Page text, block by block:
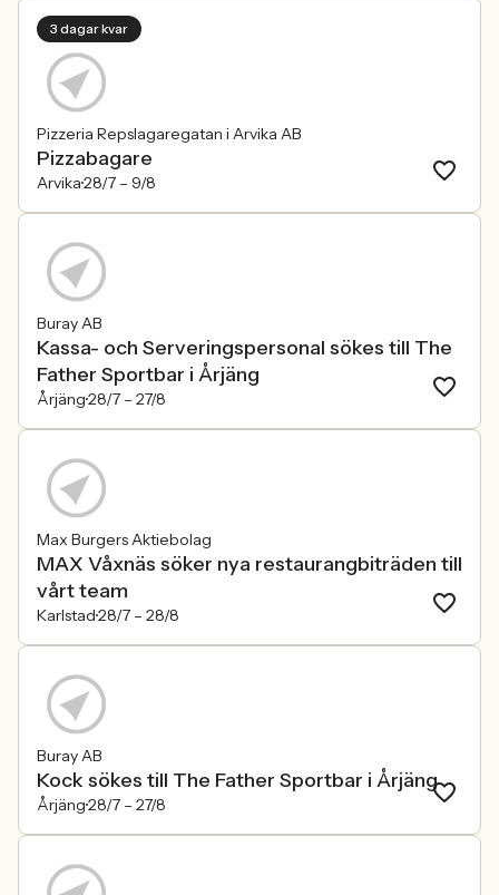
3 dagar kvar
Pizzeria Repslagaregatan i Arvika AB
Pizzabagare
Arvika28/7 – 9/8
Buray AB
Kassa- och Serveringspersonal sökes till The
Father Sportbar i Årjäng
Årjäng28/7 – 27/8
Max Burgers Aktiebolag
MAX Våxnäs söker nya restaurangbiträden till
vårt team
Karlstad28/7 – 28/8
Buray AB
Kock sökes till The Father Sportbar i Årjäng
Årjäng28/7 – 27/8